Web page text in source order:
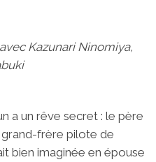
Kazunari Ninomiya,
a un rêve secret : le père
frère pilote de
bien imaginée en épouse